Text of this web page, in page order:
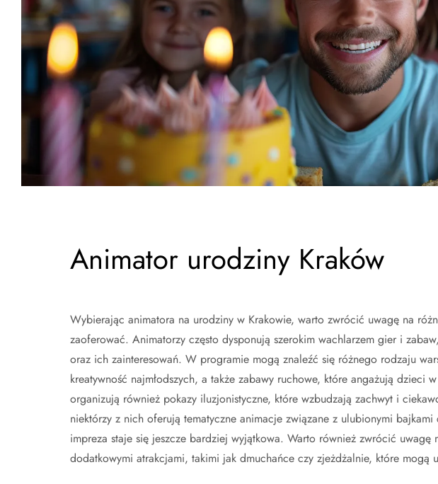
Animator urodziny Kraków
Wybierając animatora na urodziny w Krakowie, warto zwrócić uwagę na
zaoferować. Animatorzy często dysponują szerokim wachlarzem gier i
oraz ich zainteresowań. W programie mogą znaleźć się różnego rodzaju
kreatywność najmłodszych, a także zabawy ruchowe, które angażują dzieci
organizują również pokazy iluzjonistyczne, które wzbudzają zachwyt i
niektórzy z nich oferują tematyczne animacje związane z ulubionymi
impreza staje się jeszcze bardziej wyjątkowa. Warto również zwrócić uwagę
dodatkowymi atrakcjami, takimi jak dmuchańce czy zjeżdżalnie, które mogą